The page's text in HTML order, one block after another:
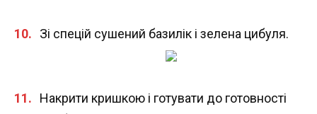
Зі спецій сушений базилік і зелена цибуля.
Накрити кришкою і готувати до готовності